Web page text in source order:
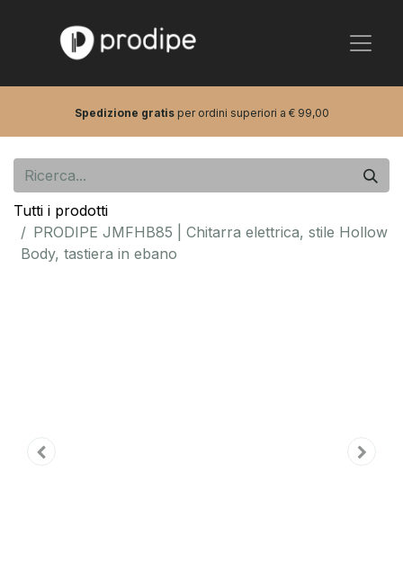
Spedizione gratis per ordini superiori a € 99,00
Tutti i prodotti
PRODIPE JMFHB85 | Chitarra elettrica, stile Hollow
Body, tastiera in ebano